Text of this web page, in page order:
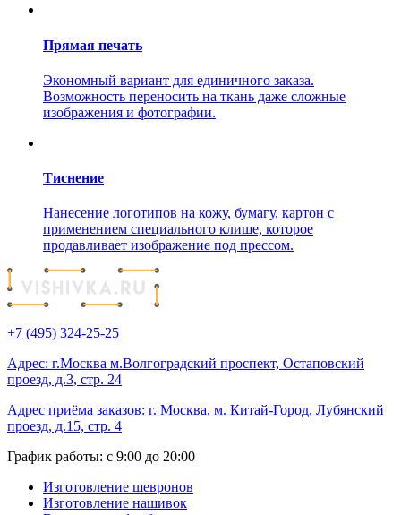
Прямая печать
Экономный вариант для единичного заказа.
Возможность переносить на ткань даже сложные
изображения и фотографии.
Тиснение
Нанесение логотипов на кожу, бумагу, картон с
применением специального клише, которое
продавливает изображение под прессом.
+7 (495) 324-25-25
Адрес: г.Москва м.Волгоградский проспект, Остаповский
проезд, д.3, стр. 24
Адрес приёма заказов: г. Москва, м. Китай-Город, Лубянский
проезд, д.15, стр. 4
График работы: с 9:00 до 20:00
Изготовление шевронов
Изготовление нашивок